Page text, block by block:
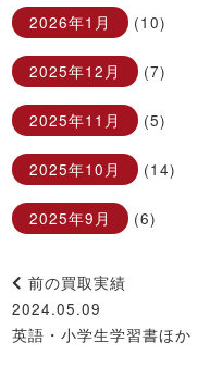
2026年1月 (10)
2025年12月 (7)
2025年11月 (5)
2025年10月 (14)
2025年9月 (6)
前の買取実績
2024.05.09
英語・小学生学習書ほか